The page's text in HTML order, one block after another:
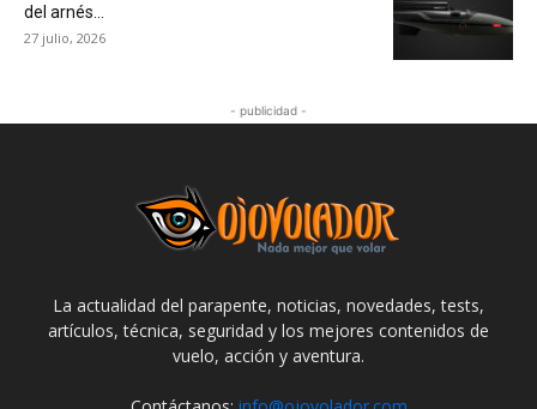
del arnés...
27 julio, 2026
- publicidad -
La actualidad del parapente, noticias, novedades, tests,
artículos, técnica, seguridad y los mejores contenidos de
vuelo, acción y aventura.